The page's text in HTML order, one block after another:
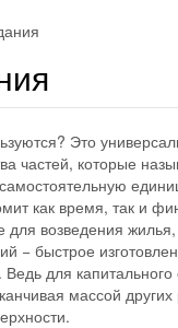
Это
частей, которые
как время, так и
возведения
быстрое
для капитального
массой